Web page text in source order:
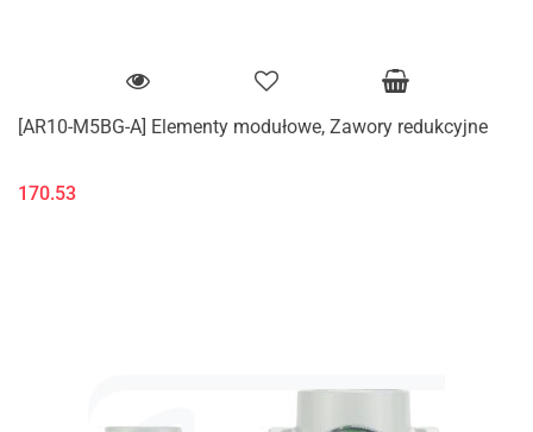
[AR10-M5BG-A] Elementy modułowe, Zawory redukcyjne
170.53